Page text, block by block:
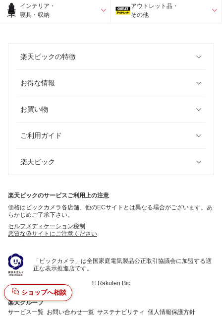
ショップへ相談
インテリア・
寝具・収納
アウトレット品・
その他
楽天ビックの特徴
お得な情報
お買い物
ご利用ガイド
楽天ビック
楽天ビックのサービスご利用上の注意
価格はビックカメラ各店舗、他のECサイトとは異なる場合がございます。あ
らかじめご了承下さい。
セルフメディケーション税制
悪質な偽サイトにご注意ください
「ビックカメラ」は全国家庭電気製品公正取引協議会に加盟する適
正な表示推進店です。
© Rakuten Bic
楽天グループ
サービス一覧 お問い合わせ一覧 サステナビリティ 個人情報保護方針